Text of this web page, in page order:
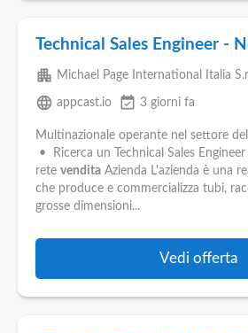
Technical Sales Engineer -
apartment Michael Page International Italia
language appcast.io event_available 3 giorni fa
Multinazionale operante nel settore
• Ricerca un Technical Sales
rete vendita Azienda L'azienda è una
che produce e commercializza tubi,
grosse dimensioni...
Vedi offerta